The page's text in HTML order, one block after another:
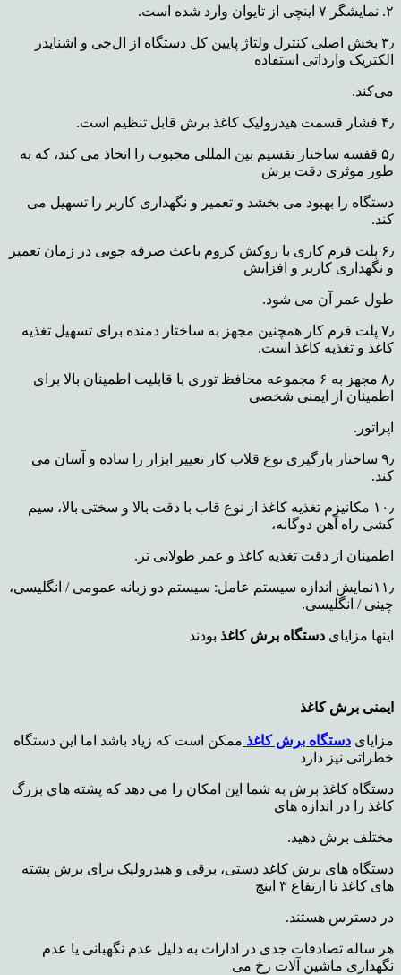
۲. نمایشگر ۷ اینچی از تایوان وارد شده است.
۳٫ بخش اصلی کنترل ولتاژ پایین کل دستگاه از ال‌جی و اشنایدر
الکتریک وارداتی استفاده
می‌کند.
۴٫ فشار قسمت هیدرولیک کاغذ برش قابل تنظیم است.
۵٫ قفسه ساختار تقسیم بین المللی محبوب را اتخاذ می کند، که به
طور موثری دقت برش
دستگاه را بهبود می بخشد و تعمیر و نگهداری کاربر را تسهیل می
کند.
۶٫ پلت فرم کاری با روکش کروم باعث صرفه جویی در زمان تعمیر
و نگهداری کاربر و افزایش
طول عمر آن می شود.
۷٫ پلت فرم کار همچنین مجهز به ساختار دمنده برای تسهیل تغذیه
کاغذ و تغذیه کاغذ است.
۸٫ مجهز به ۶ مجموعه محافظ توری با قابلیت اطمینان بالا برای
اطمینان از ایمنی شخصی
اپراتور.
۹٫ ساختار بارگیری نوع قلاب کار تغییر ابزار را ساده و آسان می
کند.
۱۰٫ مکانیزم تغذیه کاغذ از نوع قاب با دقت بالا و سختی بالا، سیم
کشی راه آهن دوگانه،
اطمینان از دقت تغذیه کاغذ و عمر طولانی تر.
۱۱٫نمایش اندازه سیستم عامل: سیستم دو زبانه عمومی / انگلیسی،
چینی / انگلیسی.
اینها مزایای دستگاه برش کاغذ بودند
ایمنی برش کاغذ
مزایای دستگاه برش کاغذ ممکن است که زیاد باشد اما این دستگاه
خطراتی نیز دارد
دستگاه کاغذ برش به شما این امکان را می دهد که پشته های بزرگ
کاغذ را در اندازه های
مختلف برش دهید.
دستگاه های برش کاغذ دستی، برقی و هیدرولیک برای برش پشته
های کاغذ تا ارتفاع ۳ اینچ
در دسترس هستند.
هر ساله تصادفات جدی در ادارات به دلیل عدم نگهبانی یا عدم
نگهداری ماشین آلات رخ می